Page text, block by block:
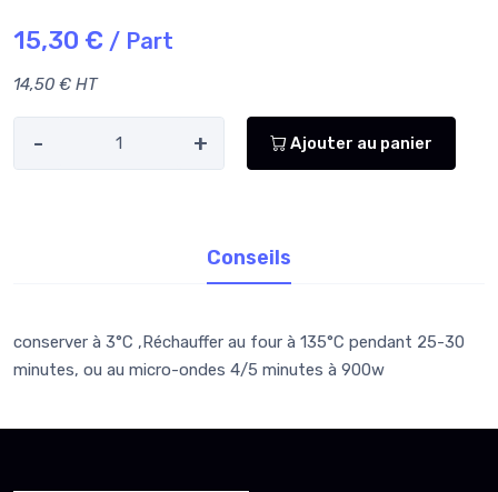
15,30 € / Part
14,50 € HT
- + Ajouter au panier
Conseils
conserver à 3°C ,Réchauffer au four à 135°C pendant 25-30
minutes, ou au micro-ondes 4/5 minutes à 900w